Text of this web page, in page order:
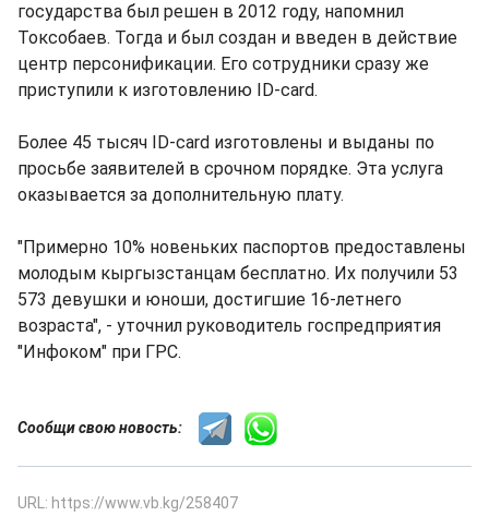
государства был решен в 2012 году, напомнил
Токсобаев. Тогда и был создан и введен в действие
центр персонификации. Его сотрудники сразу же
приступили к изготовлению ID-card.
Более 45 тысяч ID-card изготовлены и выданы по
просьбе заявителей в срочном порядке. Эта услуга
оказывается за дополнительную плату.
"Примерно 10% новеньких паспортов предоставлены
молодым кыргызстанцам бесплатно. Их получили 53
573 девушки и юноши, достигшие 16-летнего
возраста", - уточнил руководитель госпредприятия
"Инфоком" при ГРС.
Сообщи свою новость:
URL: https://www.vb.kg/258407